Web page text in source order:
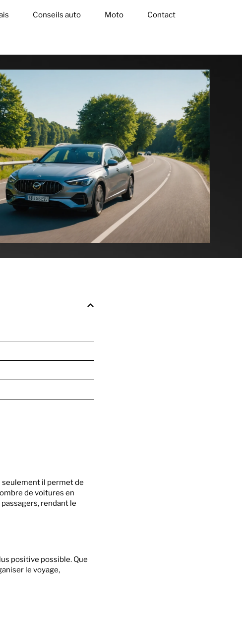
Conseils auto Moto Contact
seulement il permet de
de voitures en
rendant le
positive possible. Que
le voyage,